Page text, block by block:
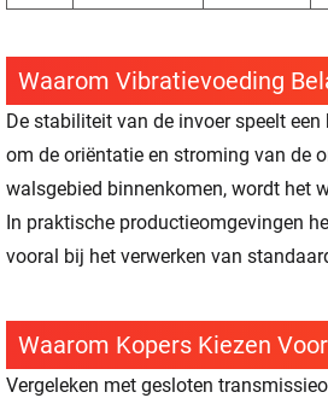
Waarom Vibratievoeding
De stabiliteit van de invoer speelt
om de oriëntatie en stroming van de
walsgebied binnenkomen, wordt het
In praktische productieomgevingen
vooral bij het verwerken van
Waarom Kopers Kiezen
Vergeleken met gesloten